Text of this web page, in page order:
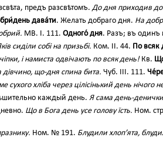
предъ разсвѣтомъ.До дня приходив до
дава́ти. Желать добраго дня. На
МВ. І. 111. Одного́ дня. Разъ; въ одинъ
сиділи собі на призьбі. Ком. II. 44. По всяк
і намиста одвічають по всяк день!Кв.
що-дня спина бита. Чуб. ІІІ. 111.
сухого хліба через цілісінький день нічого
каждый день. Я сама день-денички
Що в Бога день усе голову їсть. Ном.
Ном. № 191. Блудили хлоп’ята,